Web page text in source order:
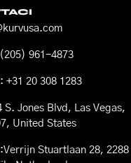
961-4873
+31 20 308 1283
S. Jones Blvd, Las Vegas,
United States
Stuartlaan 28, 2288